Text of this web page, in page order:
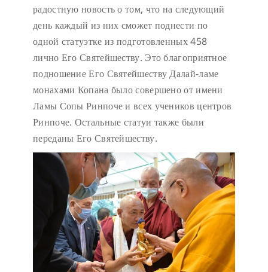
радостную новость о том, что на следующий
день каждый из них сможет поднести по
одной статуэтке из подготовленных 458
лично Его Святейшеству. Это благоприятное
подношение Его Святейшеству Далай-ламе
монахами Копана было совершено от имени
Ламы Сопы Ринпоче и всех учеников центров
Ринпоче. Остальные статуи также были
переданы Его Святейшеству.